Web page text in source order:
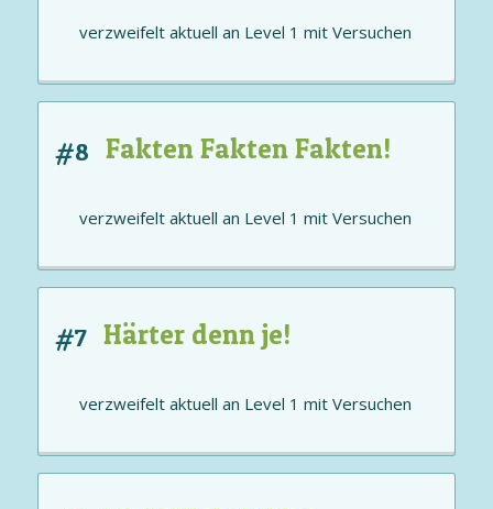
verzweifelt aktuell an Level 1 mitVersuchen
#8 Fakten Fakten Fakten!
verzweifelt aktuell an Level 1 mitVersuchen
#7 Härter denn je!
verzweifelt aktuell an Level 1 mitVersuchen